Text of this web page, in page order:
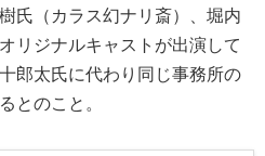
氏（カラス幻ナリ斎）、堀内
リジナルキャストが出演して
郎太氏に代わり同じ事務所の
とのこと。